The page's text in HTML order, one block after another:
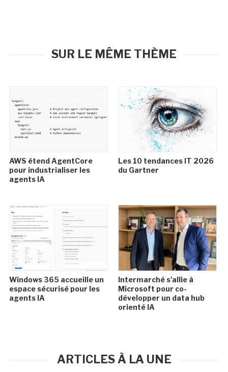
SUR LE MÊME THÈME
AWS étend AgentCore
pour industrialiser les
agents IA
Les 10 tendances IT 2026
du Gartner
Windows 365 accueille un
espace sécurisé pour les
agents IA
Intermarché s'allie à
Microsoft pour co-
développer un data hub
orienté IA
ARTICLES À LA UNE